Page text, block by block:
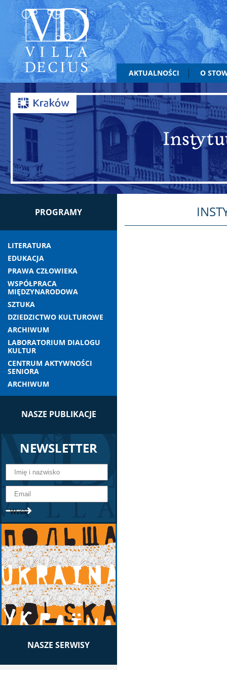
AKTUALNOŚCI O
PROGRAMY
LITERATURA
EDUKACJA
PRAWA CZŁOWIEKA
WSPÓŁPRACA
MIĘDZYNARODOWA
SZTUKA
DZIEDZICTWO KULTUROWE
ARCHIWUM
LABORATORIUM DIALOGU
KULTUR
CENTRUM AKTYWNOŚCI
SENIORA
ARCHIWUM
NASZE PUBLIKACJE
NEWSLETTER
NASZE SERWISY